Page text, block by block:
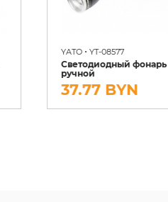
YATO •YT-08577
Светодиодный фонарь
ручной
37.77 BYN